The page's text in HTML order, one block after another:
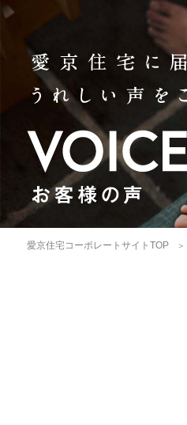
愛京住宅コーポレートサイトTOP